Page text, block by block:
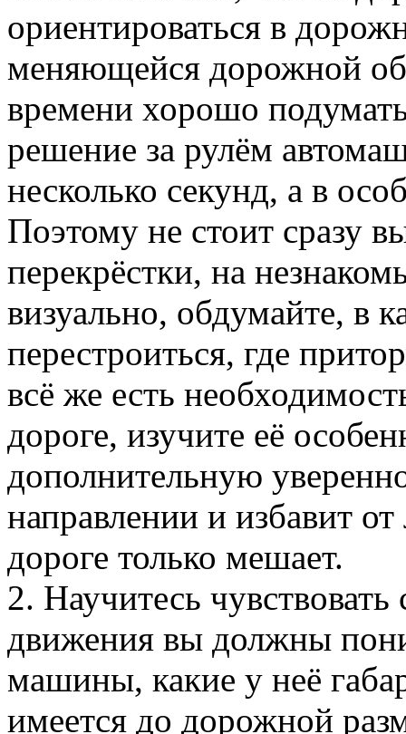
ориентироваться в
меняющейся дорожной
времени хорошо
решение за рулём
несколько секунд, а в
Поэтому не стоит сразу
перекрёстки, на
визуально, обдумайте, в
перестроиться, где
всё же есть
дороге, изучите её
дополнительную
направлении и избавит
дороге только мешает.
2. Научитесь
движения вы должны
машины, какие у неё
имеется до дорожной